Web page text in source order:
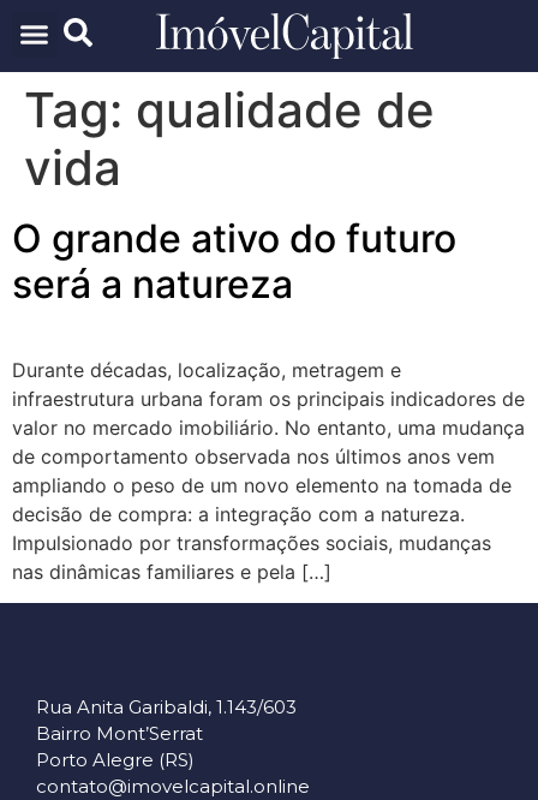
Tag: qualidade de
vida
O grande ativo do futuro
será a natureza
Durante décadas, localização, metragem e
infraestrutura urbana foram os principais indicadores de
valor no mercado imobiliário. No entanto, uma mudança
de comportamento observada nos últimos anos vem
ampliando o peso de um novo elemento na tomada de
decisão de compra: a integração com a natureza.
Impulsionado por transformações sociais, mudanças
nas dinâmicas familiares e pela […]
Rua Anita Garibaldi, 1.143/603
Bairro Mont’Serrat
Porto Alegre (RS)
contato@imovelcapital.online